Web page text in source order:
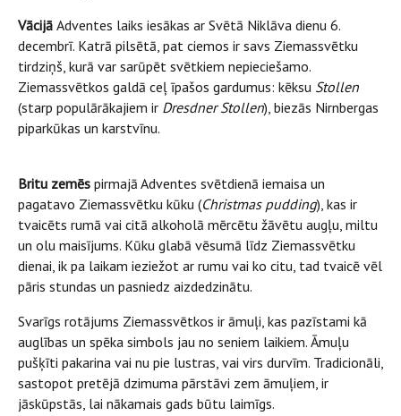
Vācijā Adventes laiks iesākas ar Svētā Niklāva dienu 6.
decembrī. Katrā pilsētā, pat ciemos ir savs Ziemassvētku
tirdziņš, kurā var sarūpēt svētkiem nepieciešamo.
Ziemassvētkos galdā ceļ īpašos gardumus: kēksu Stollen
(starp populārākajiem ir Dresdner Stollen), biezās Nirnbergas
piparkūkas un karstvīnu.
Britu zemēs pirmajā Adventes svētdienā iemaisa un
pagatavo Ziemassvētku kūku (Christmas pudding), kas ir
tvaicēts rumā vai citā alkoholā mērcētu žāvētu augļu, miltu
un olu maisījums. Kūku glabā vēsumā līdz Ziemassvētku
dienai, ik pa laikam ieziežot ar rumu vai ko citu, tad tvaicē vēl
pāris stundas un pasniedz aizdedzinātu.
Svarīgs rotājums Ziemassvētkos ir āmuļi, kas pazīstami kā
auglības un spēka simbols jau no seniem laikiem. Āmuļu
pušķīti pakarina vai nu pie lustras, vai virs durvīm. Tradicionāli,
sastopot pretējā dzimuma pārstāvi zem āmuļiem, ir
jāskūpstās, lai nākamais gads būtu laimīgs.